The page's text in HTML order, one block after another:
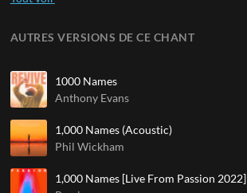
AUTRES VERSIONS DE CE CHANT
1000 Names
Anthony Evans
1,000 Names (Acoustic)
Phil Wickham
1,000 Names [Live From Passion 2022]